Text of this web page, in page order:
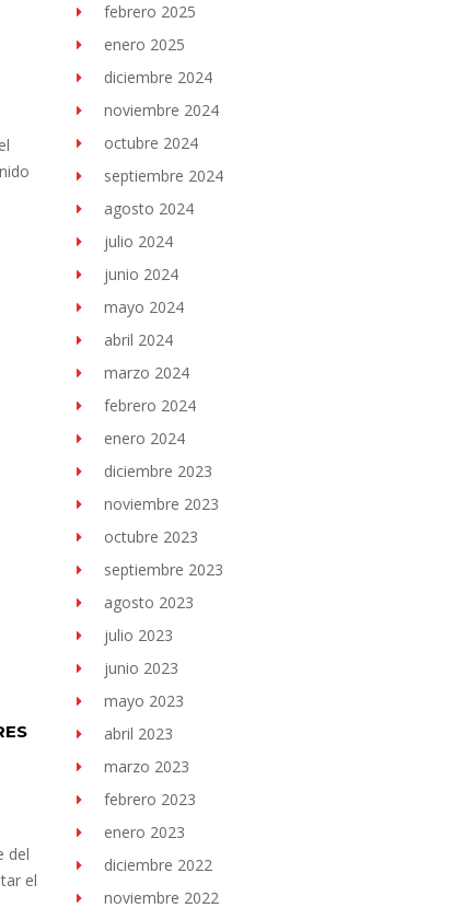
del
el
febrero 2025
enero 2025
diciembre 2024
noviembre 2024
octubre 2024
septiembre 2024
agosto 2024
julio 2024
junio 2024
mayo 2024
abril 2024
marzo 2024
febrero 2024
enero 2024
diciembre 2023
noviembre 2023
octubre 2023
septiembre 2023
agosto 2023
julio 2023
junio 2023
mayo 2023
abril 2023
marzo 2023
febrero 2023
enero 2023
diciembre 2022
noviembre 2022